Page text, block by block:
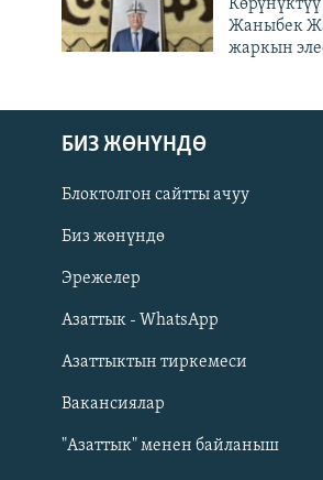
Русский
ОНЛАЙН ШЕРИНЕ
Жаныбек
жаркын
БИЗ ЖӨНҮНДӨ
Блоктолгон сайтты ачуу
Биз жөнүндө
Эрежелер
Азаттык - WhatsApp
Азаттыктын тиркемеси
Вакансиялар
"Азаттык" менен байланыш